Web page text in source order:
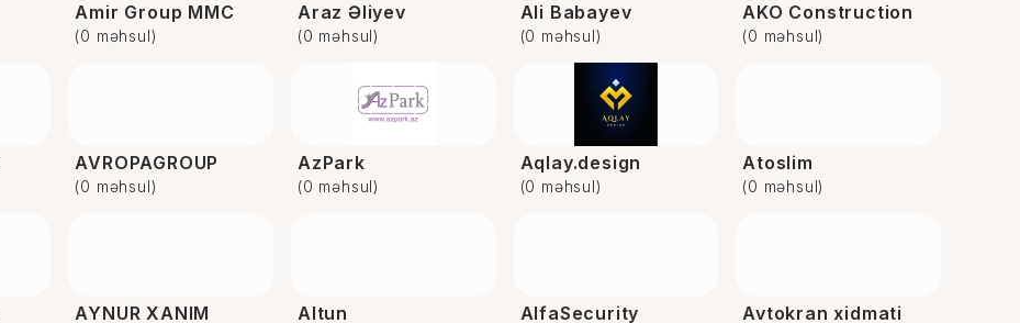
Amir Group MMC
(0 məhsul)
Araz Əliyev
(0 məhsul)
Ali Babayev
(0 məhsul)
AKO Construction
(0 məhsul)
AVROPAGROUP
(0 məhsul)
AzPark
(0 məhsul)
Aqlay.design
(0 məhsul)
Atoslim
(0 məhsul)
AYNUR XANIM Altun AlfaSecurity Avtokran xidmati